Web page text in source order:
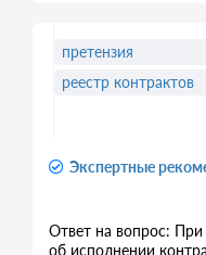
Экспертные
Ответ на вопрос:
об исполнении
претензия
реестр контрактов